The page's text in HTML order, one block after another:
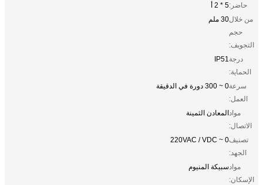
حاضر:5 * 2 أ
من خلال
حجم
التجويف:
30 ملم
درجة
الحماية:
IP51
سرعة
العمل:
0 ~ 300 دورة في الدقيقة
مواد
الاتصال:
المعادن الثمينة
تصنيف
الجهد:
0 ~ 220VAC / VDC
مواد
الإسكان:
سبيكة المنيوم